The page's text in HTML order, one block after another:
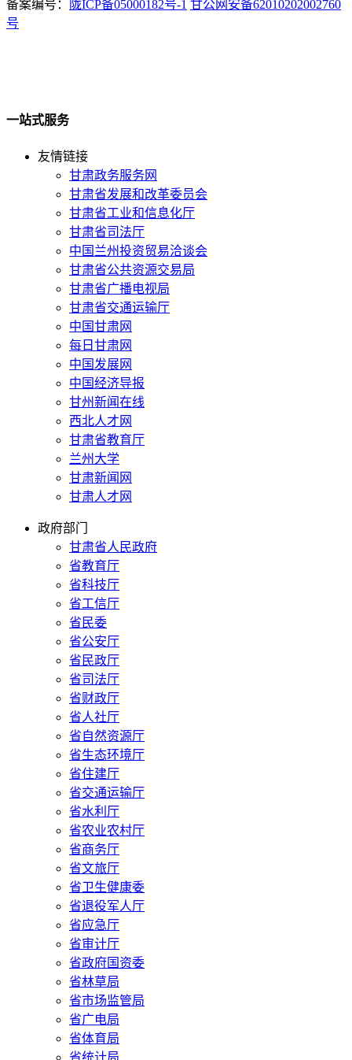
备案编号： 陇ICP备05000182号-1 甘公网安备62010202002760
号
一站式服务
友情链接
甘肃政务服务网
甘肃省发展和改革委员会
甘肃省工业和信息化厅
甘肃省司法厅
中国兰州投资贸易洽谈会
甘肃省公共资源交易局
甘肃省广播电视局
甘肃省交通运输厅
中国甘肃网
每日甘肃网
中国发展网
中国经济导报
甘州新闻在线
西北人才网
甘肃省教育厅
兰州大学
甘肃新闻网
甘肃人才网
政府部门
甘肃省人民政府
省教育厅
省科技厅
省工信厅
省民委
省公安厅
省民政厅
省司法厅
省财政厅
省人社厅
省自然资源厅
省生态环境厅
省住建厅
省交通运输厅
省水利厅
省农业农村厅
省商务厅
省文旅厅
省卫生健康委
省退役军人厅
省应急厅
省审计厅
省政府国资委
省林草局
省市场监管局
省广电局
省体育局
省统计局